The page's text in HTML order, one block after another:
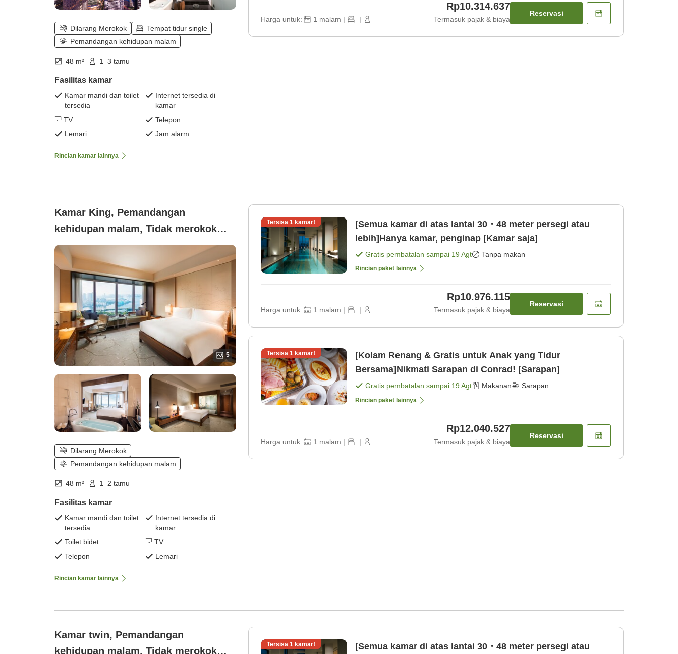
Dilarang Merokok
Tempat tidur single
Pemandangan kehidupan malam
48 m² 1–3 tamu
Fasilitas kamar
Kamar mandi dan toilet
tersedia
Internet tersedia di
kamar
TV
Telepon
Lemari
Jam alarm
Rincian kamar lainnya
Harga untuk: 1 malam | |
Rp10.314.637
Termasuk pajak & biaya
Reservasi
Kamar King, Pemandangan
kehidupan malam, Tidak merokok
(【bebas asap rokok】Kamar King
dengan Pemandangan Teluk)
5
Dilarang Merokok
Pemandangan kehidupan malam
48 m² 1–2 tamu
Fasilitas kamar
Kamar mandi dan toilet
tersedia
Internet tersedia di
kamar
Toilet bidet
TV
Telepon
Lemari
Rincian kamar lainnya
Tersisa 1 kamar!
[Semua kamar di atas lantai 30・48 meter persegi atau
lebih]Hanya kamar, penginap [Kamar saja]
Gratis pembatalan sampai 19 Agt Tanpa makan
Rincian paket lainnya
Harga untuk: 1 malam | |
Rp10.976.115
Termasuk pajak & biaya
Reservasi
Tersisa 1 kamar!
[Kolam Renang & Gratis untuk Anak yang Tidur
Bersama]Nikmati Sarapan di Conrad! [Sarapan]
Gratis pembatalan sampai 19 Agt Makanan Sarapan
Rincian paket lainnya
Harga untuk: 1 malam | |
Rp12.040.527
Termasuk pajak & biaya
Reservasi
Kamar twin, Pemandangan
kehidupan malam, Tidak merokok
Tersisa 1 kamar! [Semua kamar di atas lantai 30・48 meter persegi atau